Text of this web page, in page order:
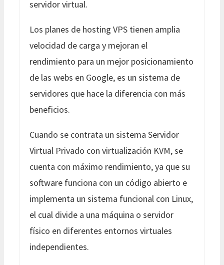
servidor virtual.
Los planes de hosting VPS tienen amplia
velocidad de carga y mejoran el
rendimiento para un mejor posicionamiento
de las webs en Google, es un sistema de
servidores que hace la diferencia con más
beneficios.
Cuando se contrata un sistema Servidor
Virtual Privado con virtualización KVM, se
cuenta con máximo rendimiento, ya que su
software funciona con un código abierto e
implementa un sistema funcional con Linux,
el cual divide a una máquina o servidor
físico en diferentes entornos virtuales
independientes.